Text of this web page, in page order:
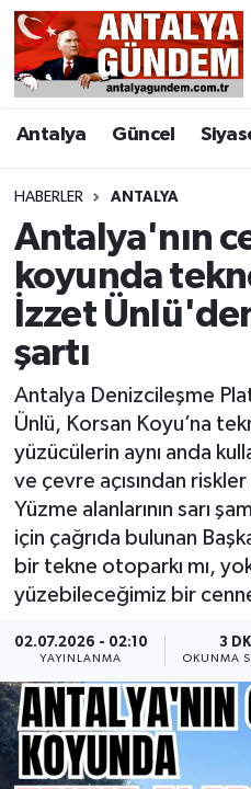
Antalya Güncel
HABERLER ANTALYA
Antalya'nın
koyunda
İzzet
şartı
Antalya Denizcileşme
Ünlü, Korsan Koyu’na
yüzücülerin aynı anda
ve çevre açısından
Yüzme alanlarının sarı
için çağrıda bulunan
bir tekne otoparkı mı,
yüzebileceğimiz bir
02.07.2026 - 02:10
YAYINLANMA
3 DK
OKUNMA
Antalya
Asayiş
Bilim & Teknoloji
Bölge
EĞİTİM
Ekonomi
Genel
Görüntülü Haber
Güncel
Kültür & Sanat
Magazin
Resmi İlan
Sağlık & Yaşam
Antalya Nöbetçi
Antalya Hava Durumu
Antalya Namaz
Antalya Trafik
Süper Lig Puan
Tüm Manşetler
Son Dakika Haberleri
Haber Arşivi